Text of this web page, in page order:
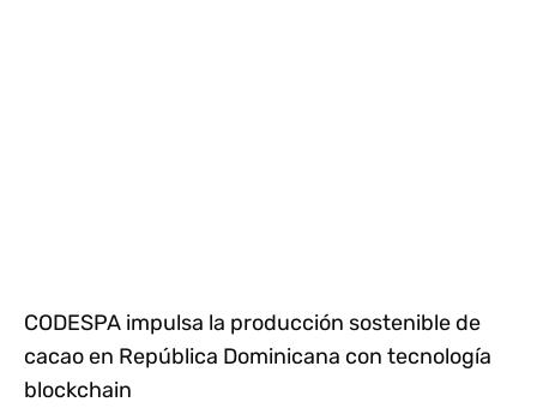
CODESPA impulsa la producción sostenible de
cacao en República Dominicana con tecnología
blockchain